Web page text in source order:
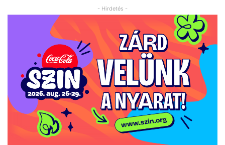
- Hirdetés -